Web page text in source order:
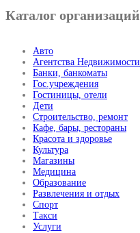
Каталог организаций
Авто
Агентства Недвижимости
Банки, банкоматы
Гос.учреждения
Гостиницы, отели
Дети
Строительство, ремонт
Кафе, бары, рестораны
Красота и здоровье
Культура
Магазины
Медицина
Образование
Развлечения и отдых
Спорт
Такси
Услуги